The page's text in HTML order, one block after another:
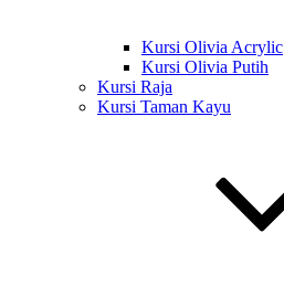
Kursi Olivia Acrylic
Kursi Olivia Putih
Kursi Raja
Kursi Taman Kayu